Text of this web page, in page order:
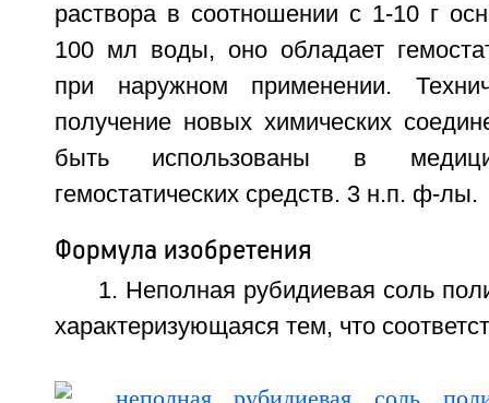
раствора в соотношении с 1-10 г
100 мл воды, оно обладает
при наружном применении.
получение новых химических
быть использованы в
гемостатических средств. 3 н.п. ф-лы.
Формула изобретения
1. Неполная рубидиевая соль
характеризующаяся тем, что